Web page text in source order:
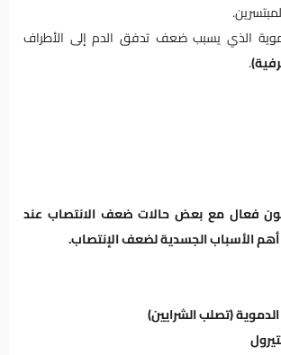
الذي يسبب ضعف تدفق الدم إلى الأطراف
.
فعال مع بعض حالات ضعف الانتصاب عند
أهم الأسباب الجسدية لضعف الإنتصاب.
(تصلب الشرايين)